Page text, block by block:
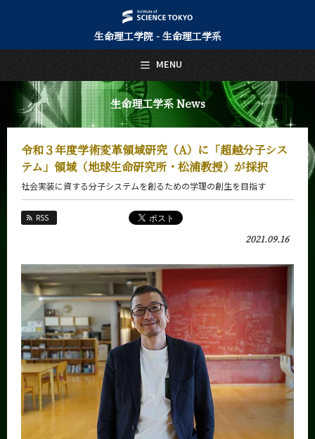
生命理工学院 - 生命理工学系
生命理工学系 News
令和３年度学術変革領域研究（A）に「超越分子シス
テム」領域（地球生命研究所・松浦教授）が採択
社会実装に資する分子システムを創るための学理の創生を目指す
RSS
2021.09.16
MENU
日本語 English
トップページ
Top Page
生命理工学系について
About Us
教育
Education
教員・研究室
入学案内
Admissions
生命理工学系 News
News
News 一覧
カテゴリ別
課程別